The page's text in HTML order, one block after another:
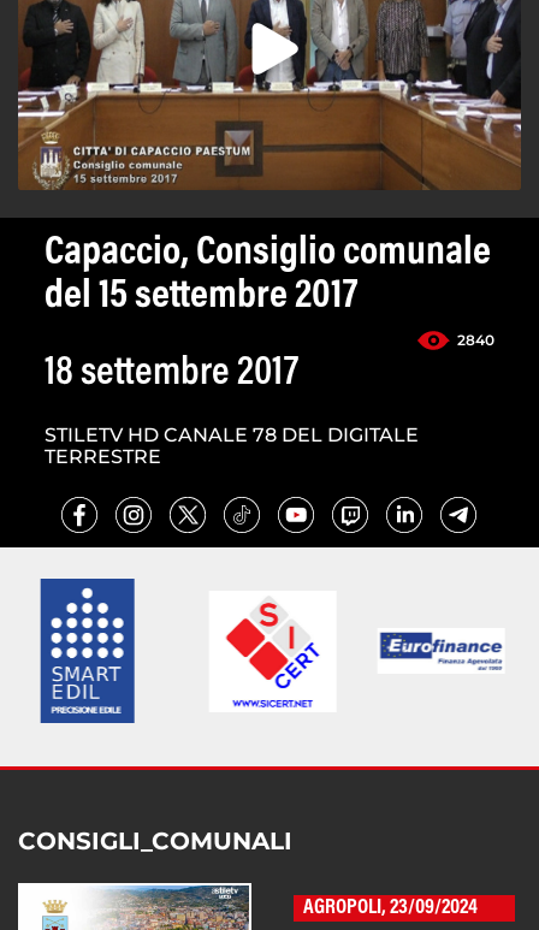
Capaccio, Consiglio comunale
del 15 settembre 2017
2840
18 settembre 2017
STILETV HD CANALE 78 DEL DIGITALE
TERRESTRE
CONSIGLI_COMUNALI
AGROPOLI, 23/09/2024